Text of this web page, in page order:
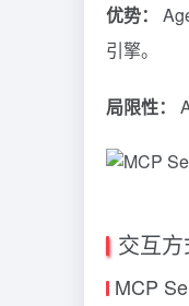
优势：
引擎。
局限性：
交互
MCP